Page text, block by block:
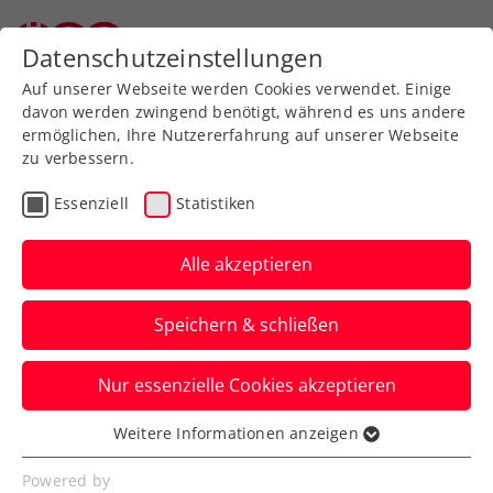
Aktuelle News
News filtern
Datenschutzeinstellungen
Auf unserer Webseite werden Cookies verwendet. Einige
davon werden zwingend benötigt, während es uns andere
ermöglichen, Ihre Nutzererfahrung auf unserer Webseite
zu verbessern.
Essenziell Statistiken
Alle akzeptieren
Speichern & schließen
Nur essenzielle Cookies akzeptieren
Essenziell
Essenzielle Cookies werden für grundlegende
Weitere Informationen anzeigen
Powered by